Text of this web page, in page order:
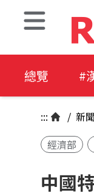
總覽 #
::: / 新聞
經濟部
中國